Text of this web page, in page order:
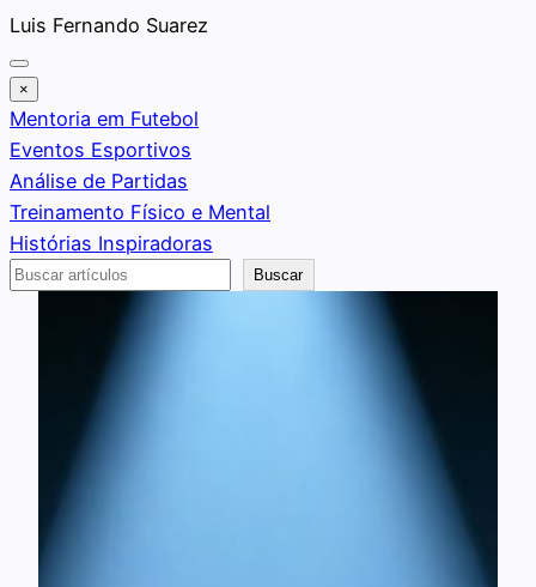
Saltar
al
contenido
Luis Fernando Suarez
×
Mentoria em Futebol
Eventos Esportivos
Análise de Partidas
Treinamento Físico e Mental
Histórias Inspiradoras
Buscar
Buscar